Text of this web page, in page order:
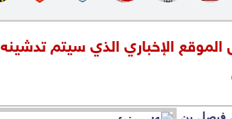
الإخباري الذي سيتم تدشينه